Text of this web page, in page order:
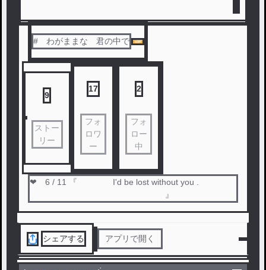
# わがままな 君の中で
9
ストー
リー
17
フォ
ロワ
ー
2
フォ
ロー
中
❤︎ 6 / 11 『 I'd be lost without you .
』
シェアする アプリで開く